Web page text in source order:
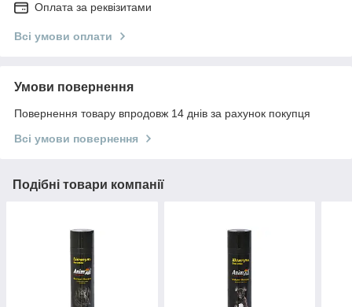
Оплата за реквізитами
Всі умови оплати
Умови повернення
Повернення товару впродовж 14 днів за рахунок покупця
Всі умови повернення
Подібні товари компанії